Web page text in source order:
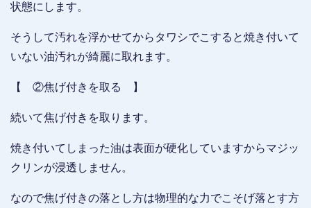
状態にします。
そうして汚れを浮かせてからタワシでこすると焼き付いて
いない油汚れが綺麗に取れます。
【 ②焦げ付きを取る 】
続いて焦げ付きを取ります。
焼き付いてしまった油は表面が硬化していますからマジッ
クリンが浸透しません。
なので焦げ付きの落とし方は物理的な力でこそげ落とす方